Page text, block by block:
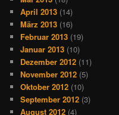
April 2013 (14)
März 2013 (16)
Februar 2013 (19)
Januar 2013 (10)
Dezember 2012 (11)
November 2012 (5)
Oktober 2012 (10)
September 2012 (3)
August 2012 (4)